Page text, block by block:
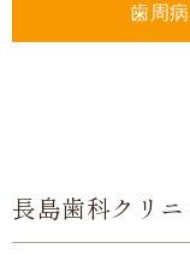
歯周
長島歯科クリ